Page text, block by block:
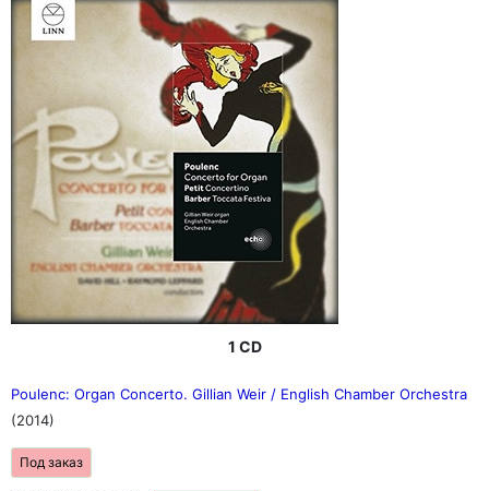
1 CD
Poulenc: Organ Concerto. Gillian Weir / English Chamber Orchestra
(2014)
Под заказ